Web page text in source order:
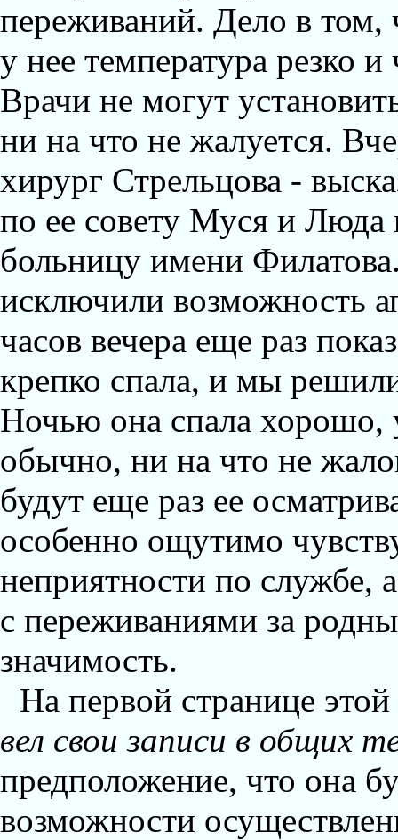
переживаний. Дело в том,
у нее температура резко
Врачи не могут
ни на что не жалуется.
хирург Стрельцова -
по ее совету Муся и
больницу имени
исключили возможность
часов вечера еще раз
крепко спала, и мы
Ночью она спала хорошо,
обычно, ни на что не
будут еще раз ее
особенно ощутимо
неприятности по службе,
с переживаниями за
значимость.
На первой странице
вел свои записи в общих
предположение, что она
возможности